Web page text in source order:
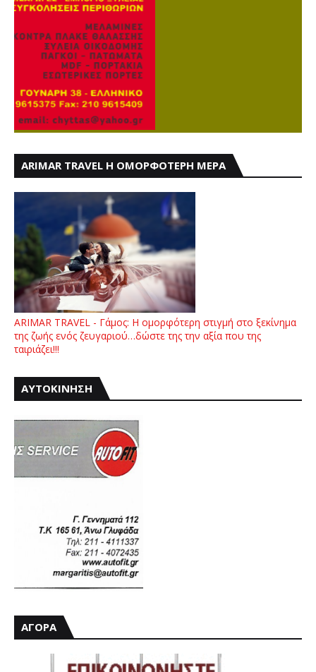
ARIMAR TRAVEL Η ΟΜΟΡΦΟΤΕΡΗ ΜΕΡΑ
ARIMAR TRAVEL - Γάμος: Η ομορφότερη στιγμή στο ξεκίνημα
της ζωής ενός ζευγαριού…δώστε της την αξία που της
ταιριάζει!!!
ΑΥΤΟΚΙΝΗΣΗ
ΑΓΟΡΑ